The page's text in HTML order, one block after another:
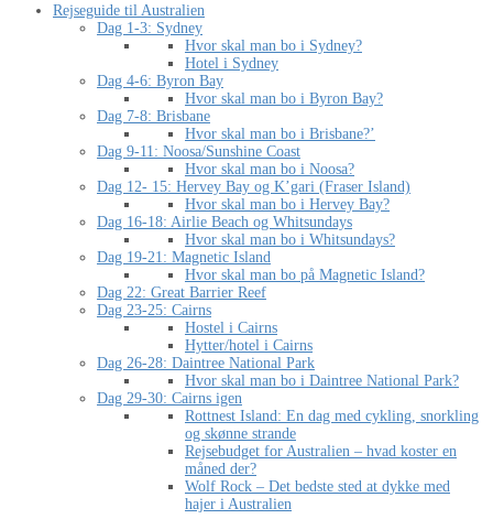
Rejseguide til Australien
Dag 1-3: Sydney
Hvor skal man bo i Sydney?
Hotel i Sydney
Dag 4-6: Byron Bay
Hvor skal man bo i Byron Bay?
Dag 7-8: Brisbane
Hvor skal man bo i Brisbane?’
Dag 9-11: Noosa/Sunshine Coast
Hvor skal man bo i Noosa?
Dag 12- 15: Hervey Bay og K’gari (Fraser Island)
Hvor skal man bo i Hervey Bay?
Dag 16-18: Airlie Beach og Whitsundays
Hvor skal man bo i Whitsundays?
Dag 19-21: Magnetic Island
Hvor skal man bo på Magnetic Island?
Dag 22: Great Barrier Reef
Dag 23-25: Cairns
Hostel i Cairns
Hytter/hotel i Cairns
Dag 26-28: Daintree National Park
Hvor skal man bo i Daintree National Park?
Dag 29-30: Cairns igen
Rottnest Island: En dag med cykling, snorkling
og skønne strande
Rejsebudget for Australien – hvad koster en
måned der?
Wolf Rock – Det bedste sted at dykke med
hajer i Australien